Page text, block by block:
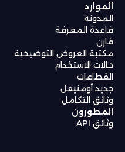
الموارد
المدونة
قاعدة المعرفة
قارن
مكتبة العروض التوضيحية
حالات الاستخدام
القطاعات
جديد أومنيفل
وثائق التكامل
المطورون
وثائق API